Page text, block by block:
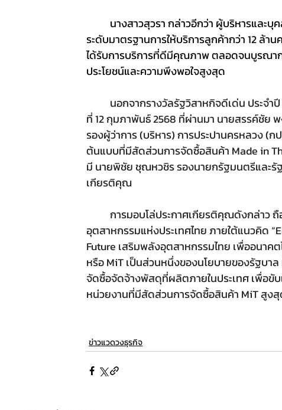
ระดับมาตรฐานการให้บริการลูกค้ากว่า 12 ล้
ได้รับการบริการที่ดีมีคุณภาพ ตลอดจนบูรณาก
ประโยชน์และความพึงพอใจสูงสุด
นอกจากรางวัลรัฐวิสาหกิจดีเด่น ประจำ
ที่ 12 กุมภาพันธ์ 2568 ที่ผ่านมา นายสรรค์ชัย
รองผู้ว่าการ (บริหาร) การประปานครหลวง (
ต้นแบบที่มีสัดส่วนการจัดซื้อสินค้า Made in
มี นายพิชัย ชุณหวชิร รองนายกรัฐมนตรีและรั
เกียรติคุณ
การมอบโล่ประกาศเกียรติคุณดังกล่าว
อุตสาหกรรมแห่งประเทศไทย ภายใต้แนวคิด
Future เสริมพลังอุตสาหกรรมไทย เพื่ออนา
หรือ MiT เป็นส่วนหนึ่งของนโยบายของรัฐบา
จัดซื้อจัดจ้างพัสดุที่ผลิตภายในประเทศ เพื่อขั
หน่วยงานที่มีสัดส่วนการจัดซื้อสินค้า MiT สูง
ข่าวแวดวงธุรกิจ